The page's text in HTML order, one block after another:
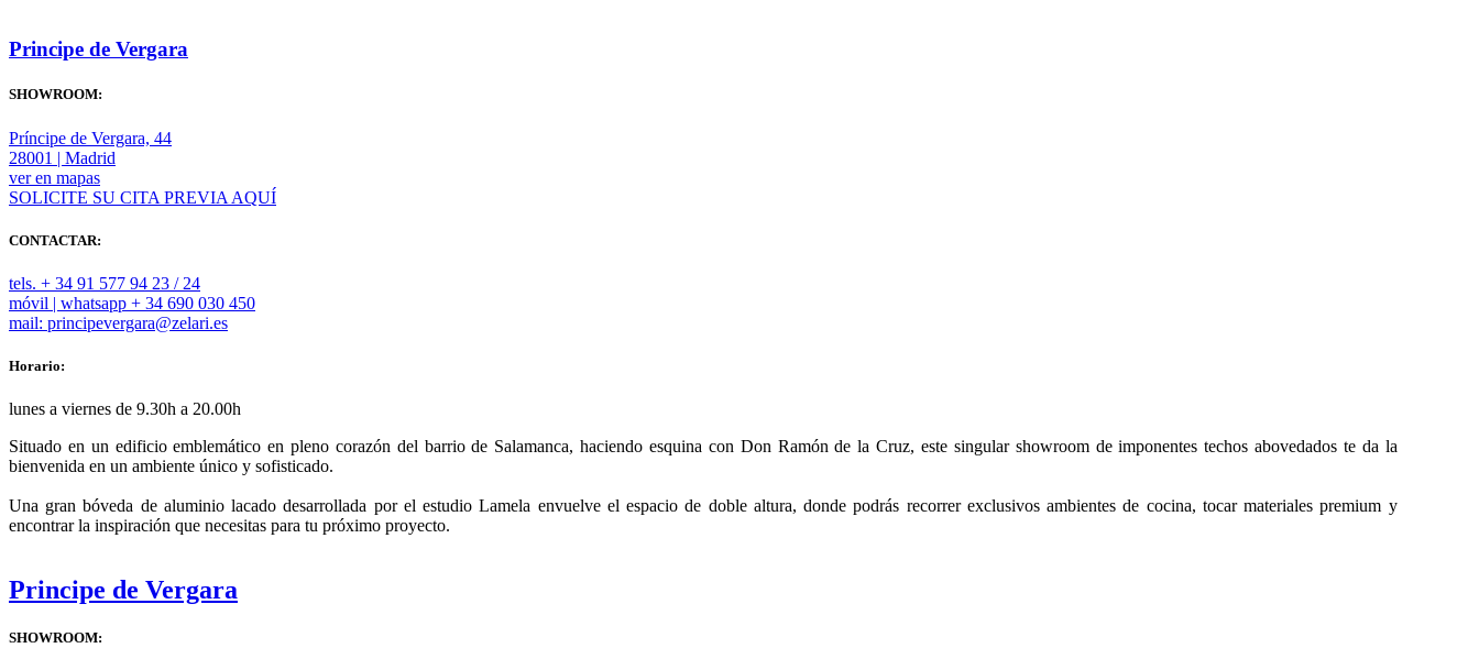
Principe de Vergara
SHOWROOM:
Príncipe de Vergara, 44
28001 | Madrid
ver en mapas
SOLICITE SU CITA PREVIA AQUÍ
CONTACTAR:
tels. + 34 91 577 94 23 / 24
móvil | whatsapp + 34 690 030 450
mail: principevergara@zelari.es
Horario:
lunes a viernes de 9.30h a 20.00h
Situado en un edificio emblemático en pleno corazón del barrio de Salamanca, haciendo esquina con Don Ramón de la Cruz, este singular showroom de imponentes techos abovedados te da la
bienvenida en un ambiente único y sofisticado.
Una gran bóveda de aluminio lacado desarrollada por el estudio Lamela envuelve el espacio de doble altura, donde podrás recorrer exclusivos ambientes de cocina, tocar materiales premium y
encontrar la inspiración que necesitas para tu próximo proyecto.
Principe de Vergara
SHOWROOM: